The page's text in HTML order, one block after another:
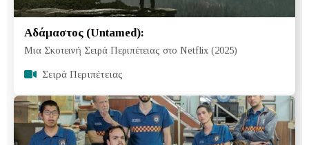
Αδάμαστος (Untamed):
Μια Σκοτεινή Σειρά Περιπέτειας στο Netflix (2025)
Σειρά Περιπέτειας